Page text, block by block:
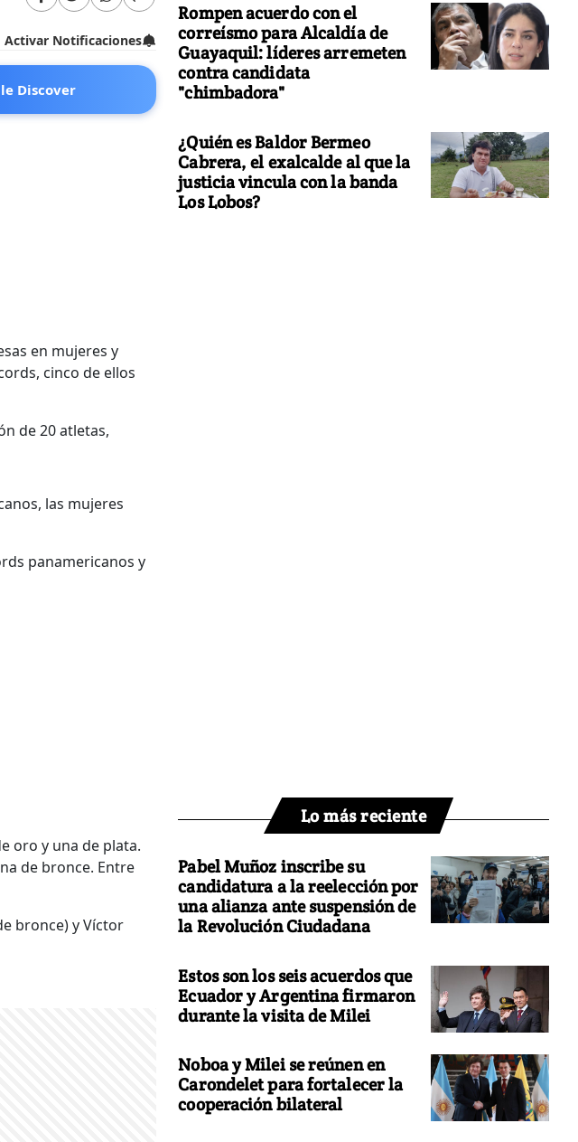
Activar Notificaciones
Discover
en mujeres y
cinco de ellos
de 20 atletas,
las mujeres
panamericanos y
oro y una de plata.
de bronce. Entre
bronce) y Víctor
Rompen acuerdo con el
correísmo para Alcaldía de
Guayaquil: líderes arremeten
contra candidata
"chimbadora"
¿Quién es Baldor Bermeo
Cabrera, el exalcalde al que la
justicia vincula con la banda
Los Lobos?
Lo más reciente
Pabel Muñoz inscribe su
candidatura a la reelección por
una alianza ante suspensión de
la Revolución Ciudadana
Estos son los seis acuerdos que
Ecuador y Argentina firmaron
durante la visita de Milei
Noboa y Milei se reúnen en
Carondelet para fortalecer la
cooperación bilateral